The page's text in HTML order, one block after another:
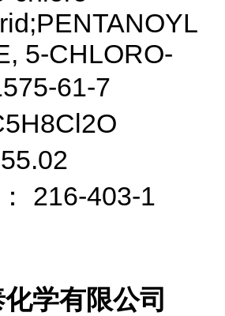
5-CHLORO-
61-7
216-403-1
学有限公司